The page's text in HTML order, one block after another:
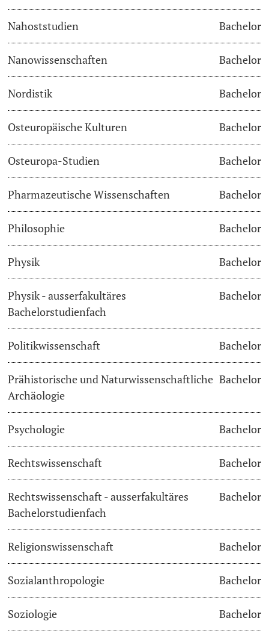
Lernbörse
Lernräume
Nahoststudien Bachelor
Nanowissenschaften Bachelor
Nordistik Bachelor
Osteuropäische Kulturen Bachelor
Osteuropa-Studien Bachelor
Pharmazeutische Wissenschaften Bachelor
Philosophie Bachelor
Physik Bachelor
Physik - ausserfakultäres
Bachelorstudienfach
Bachelor
Politikwissenschaft Bachelor
Prähistorische und Naturwissenschaftliche
Archäologie
Bachelor
Psychologie Bachelor
Rechtswissenschaft Bachelor
Rechtswissenschaft - ausserfakultäres
Bachelorstudienfach
Bachelor
Religionswissenschaft Bachelor
Sozialanthropologie Bachelor
Soziologie Bachelor